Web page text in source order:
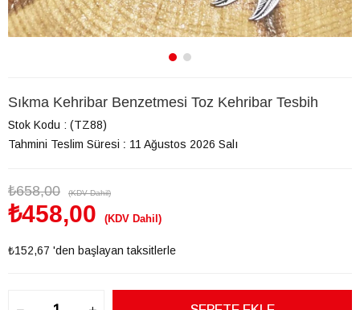
Sıkma Kehribar Benzetmesi Toz Kehribar Tesbih
Stok Kodu
(TZ88)
Tahmini Teslim Süresi : 11 Ağustos 2026 Salı
₺658,00 (KDV Dahil)
₺458,00 (KDV Dahil)
₺152,67 'den başlayan taksitlerle